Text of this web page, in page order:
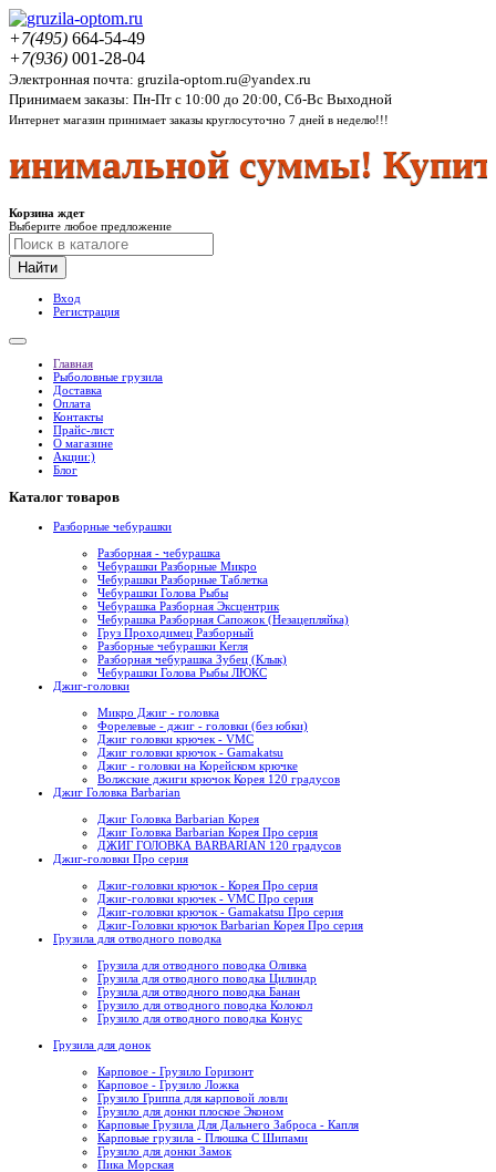
+7(495) 664-54-49
+7(936) 001-28-04
Электронная почта: gruzila-optom.ru@yandex.ru
Принимаем заказы: Пн-Пт с 10:00 до 20:00, Сб-Вс Выходной
Интернет магазин принимает заказы круглосуточно 7 дней в неделю!!!
суммы! Купить
Корзина ждет
Выберите любое предложение
Найти
Вход
Регистрация
Главная
Рыболовные грузила
Доставка
Оплата
Контакты
Прайс-лист
О магазине
Акции:)
Блог
Каталог товаров
Разборные чебурашки
Разборная - чебурашка
Чебурашки Разборные Микро
Чебурашки Разборные Таблетка
Чебурашки Голова Рыбы
Чебурашка Разборная Эксцентрик
Чебурашка Разборная Сапожок (Незацепляйка)
Груз Проходимец Разборный
Разборные чебурашки Кегля
Разборная чебурашка Зубец (Клык)
Чебурашки Голова Рыбы ЛЮКС
Джиг-головки
Микро Джиг - головка
Форелевые - джиг - головки (без юбки)
Джиг головки крючек - VMC
Джиг головки крючок - Gamakatsu
Джиг - головки на Корейском крючке
Волжские джиги крючок Корея 120 градусов
Джиг Головка Barbarian
Джиг Головка Barbarian Корея
Джиг Головка Barbarian Корея Про серия
ДЖИГ ГОЛОВКА BARBARIAN 120 градусов
Джиг-головки Про серия
Джиг-головки крючок - Корея Про серия
Джиг-головки крючек - VMC Про серия
Джиг-головки крючок - Gamakatsu Про серия
Джиг-Головки крючок Barbarian Корея Про серия
Грузила для отводного поводка
Грузила для отводного поводка Оливка
Грузила для отводного поводка Цилиндр
Грузила для отводного поводка Банан
Грузило для отводного поводка Колокол
Грузило для отводного поводка Конус
Грузила для донок
Карповое - Грузило Горизонт
Карповое - Грузило Ложка
Грузило Гриппа для карповой ловли
Грузило для донки плоское Эконом
Карповые Грузила Для Дальнего Заброса - Капля
Карповые грузила - Плюшка С Шипами
Грузило для донки Замок
Пика Морская